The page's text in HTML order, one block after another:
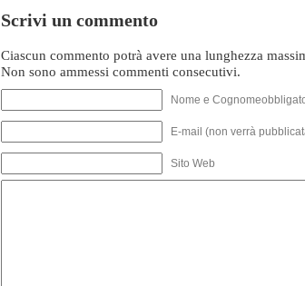
Scrivi un commento
Ciascun commento potrà avere una lunghezza
Non sono ammessi commenti consecutivi.
Nome e
E-mail (non verrà
Sito Web